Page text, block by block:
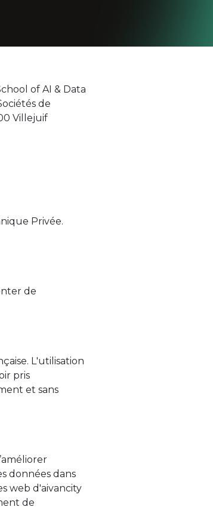
of AI & Data
de
Villejuif
Privée.
de
L'utilisation
pris
et sans
données dans
web d'aivancity
de